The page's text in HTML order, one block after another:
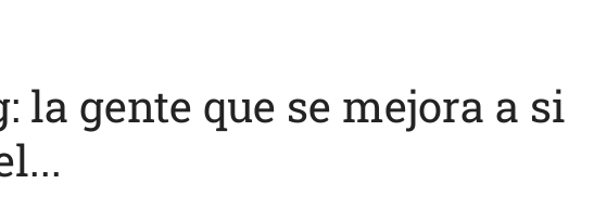
la gente que se mejora a si